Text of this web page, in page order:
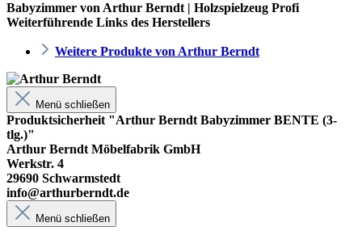
Babyzimmer von Arthur Berndt | Holzspielzeug Profi
Weiterführende Links des Herstellers
Weitere Produkte von Arthur Berndt
Menü schließen
Produktsicherheit "Arthur Berndt Babyzimmer BENTE (3-
tlg.)"
Arthur Berndt Möbelfabrik GmbH
Werkstr. 4
29690 Schwarmstedt
info@arthurberndt.de
Menü schließen